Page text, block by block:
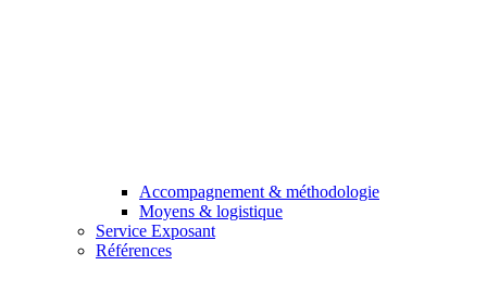
Accompagnement & méthodologie
Moyens & logistique
Service Exposant
Références